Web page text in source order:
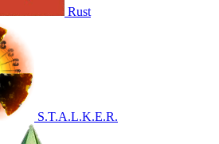
Rust
S.T.A.L.K.E.R.